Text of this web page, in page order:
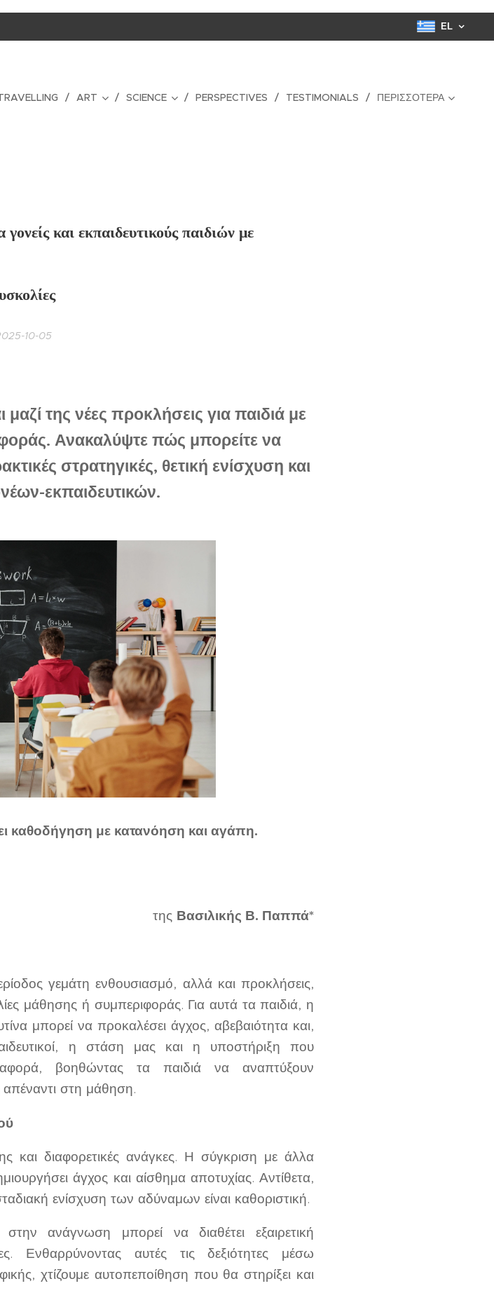
EL
ART SCIENCE PERSPECTIVES TESTIMONIALS ΠΕΡΙΣΣΌΤΕΡΑ
και εκπαιδευτικούς παιδιών με
10-05
της νέες προκλήσεις για παιδιά με
Ανακαλύψτε πώς μπορείτε να
στρατηγικές, θετική ενίσχυση και
εκπαιδευτικών.
καθοδήγηση με κατανόηση και αγάπη.
της Βασιλικής Β. Παππά*
γεμάτη ενθουσιασμό, αλλά και προκλήσεις,
μάθησης ή συμπεριφοράς. Για αυτά τα παιδιά, η
μπορεί να προκαλέσει άγχος, αβεβαιότητα και,
η στάση μας και η υποστήριξη που
βοηθώντας τα παιδιά να αναπτύξουν
απέναντι στη μάθηση.
και διαφορετικές ανάγκες. Η σύγκριση με άλλα
άγχος και αίσθημα αποτυχίας. Αντίθετα,
ενίσχυση των αδύναμων είναι καθοριστική.
ανάγνωση μπορεί να διαθέτει εξαιρετική
Ενθαρρύνοντας αυτές τις δεξιότητες μέσω
χτίζουμε αυτοπεποίθηση που θα στηρίξει και